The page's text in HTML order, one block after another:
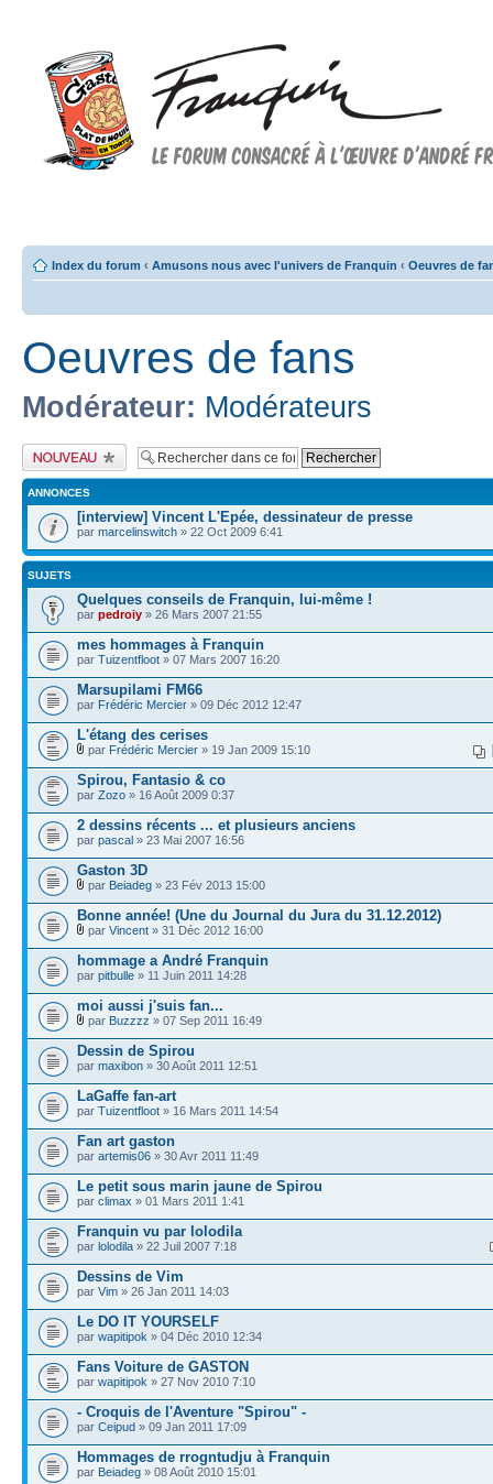
Index du forum ‹ Amusons nous avec l'univers de Franquin ‹ Oeuvres de
Oeuvres de fans
Modérateur: Modérateurs
Publier un nouveau
sujet
ANNONCES
[interview] Vincent L'Epée, dessinateur de presse
par marcelinswitch » 22 Oct 2009 6:41
SUJETS
Quelques conseils de Franquin, lui-même !
par pedroiy » 26 Mars 2007 21:55
mes hommages à Franquin
par Tuizentfloot » 07 Mars 2007 16:20
Marsupilami FM66
par Frédéric Mercier » 09 Déc 2012 12:47
L'étang des cerises
par Frédéric Mercier » 19 Jan 2009 15:10
Spirou, Fantasio & co
par Zozo » 16 Août 2009 0:37
2 dessins récents ... et plusieurs anciens
par pascal » 23 Mai 2007 16:56
Gaston 3D
par Beiadeg » 23 Fév 2013 15:00
Bonne année! (Une du Journal du Jura du 31.12.2012)
par Vincent » 31 Déc 2012 16:00
hommage a André Franquin
par pitbulle » 11 Juin 2011 14:28
moi aussi j'suis fan...
par Buzzzz » 07 Sep 2011 16:49
Dessin de Spirou
par maxibon » 30 Août 2011 12:51
LaGaffe fan-art
par Tuizentfloot » 16 Mars 2011 14:54
Fan art gaston
par artemis06 » 30 Avr 2011 11:49
Le petit sous marin jaune de Spirou
par climax » 01 Mars 2011 1:41
Franquin vu par lolodila
par lolodila » 22 Juil 2007 7:18
Dessins de Vim
par Vim » 26 Jan 2011 14:03
Le DO IT YOURSELF
par wapitipok » 04 Déc 2010 12:34
Fans Voiture de GASTON
par wapitipok » 27 Nov 2010 7:10
- Croquis de l'Aventure "Spirou" -
par Ceipud » 09 Jan 2011 17:09
Hommages de rrogntudju à Franquin
par Beiadeg » 08 Août 2010 15:01